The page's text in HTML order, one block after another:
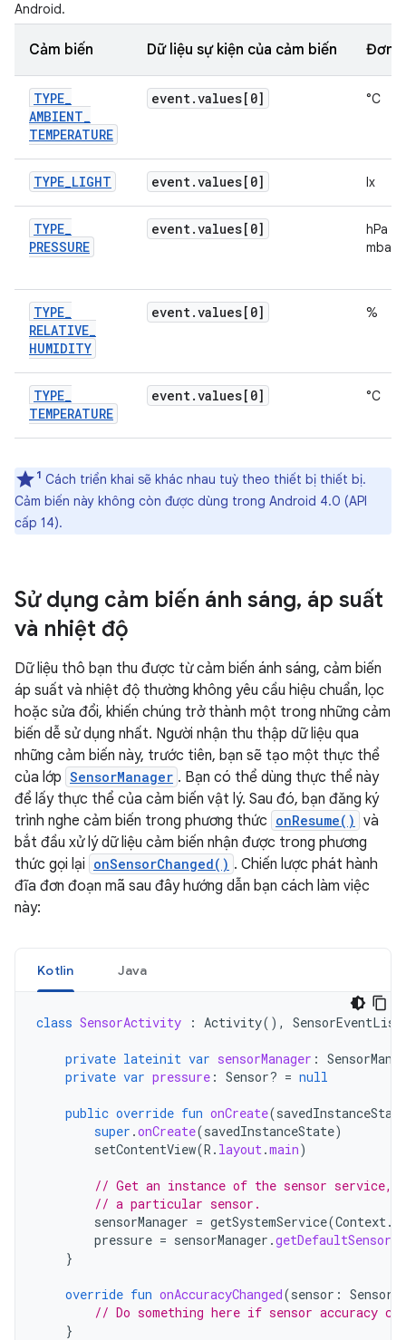
Android.
Cảm biến Dữ liệu sự kiện của cảm biến Đơn
TYPE_
AMBIENT_
TEMPERATURE
event.values[0] °C
TYPE_LIGHT event.values[0] lx
TYPE_
PRESSURE
event.values[0]
hPa
mbar
TYPE_
RELATIVE_
HUMIDITY
event.values[0] %
TYPE_
TEMPERATURE
event.values[0] °C
1 Cách triển khai sẽ khác nhau tuỳ theo thiết bị thiết bị.
Cảm biến này không còn được dùng trong Android 4.0 (API
cấp 14).
Sử dụng cảm biến ánh sáng, áp suất
và nhiệt độ
Dữ liệu thô bạn thu được từ cảm biến ánh sáng, cảm biến
áp suất và nhiệt độ thường không yêu cầu hiệu chuẩn, lọc
hoặc sửa đổi, khiến chúng trở thành một trong những cảm
biến dễ sử dụng nhất. Người nhận thu thập dữ liệu qua
những cảm biến này, trước tiên, bạn sẽ tạo một thực thể
của lớp SensorManager . Bạn có thể dùng thực thể này
để lấy thực thể của cảm biến vật lý. Sau đó, bạn đăng ký
trình nghe cảm biến trong phương thức onResume() và
bắt đầu xử lý dữ liệu cảm biến nhận được trong phương
thức gọi lại onSensorChanged() . Chiến lược phát hành
đĩa đơn đoạn mã sau đây hướng dẫn bạn cách làm việc
này:
Kotlin Java
class SensorActivity : Activity(),
private lateinit var sensorManager :
private var pressure : Sensor? = null
public override fun onCreate(savedInstanceState
super .onCreate(savedInstanceState)
setContentView(R . layout.main)
// Get an instance of the sensor service,
// a particular sensor.
sensorManager = getSystemService(Context.
pressure = sensorManager .getDefaultSensor
}
override fun onAccuracyChanged(sensor : Sensor
// Do something here if sensor accuracy
}